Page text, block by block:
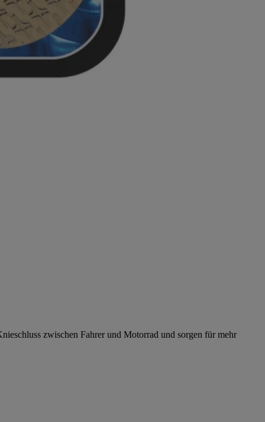
zwischen Fahrer und Motorrad und sorgen für mehr